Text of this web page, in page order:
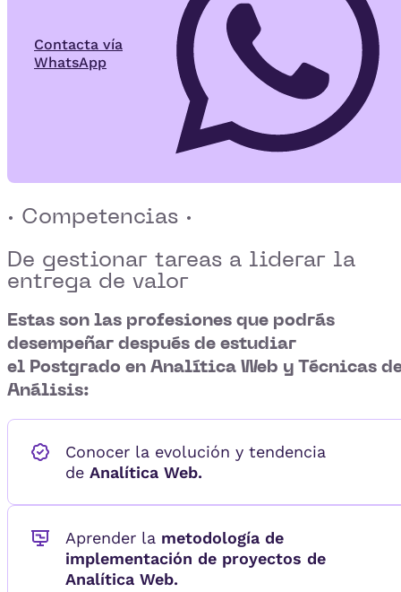
Contacta vía
WhatsApp
· Competencias ·
De gestionar tareas a liderar la
entrega de valor
Estas son las profesiones que podrás
desempeñar después de estudiar
el Postgrado en Analítica Web y Técnicas
Análisis:
Conocer la evolución y tendencia
de Analítica Web.
Aprender la metodología de
implementación de proyectos de
Analítica Web.